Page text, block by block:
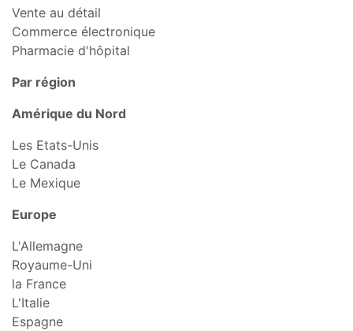
Vente au détail
Commerce électronique
Pharmacie d'hôpital
Par région
Amérique du Nord
Les Etats-Unis
Le Canada
Le Mexique
Europe
L'Allemagne
Royaume-Uni
la France
L'Italie
Espagne